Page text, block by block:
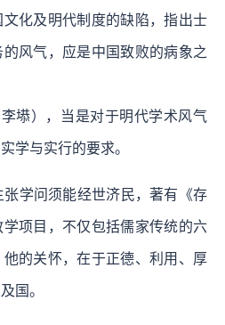
化及明代制度的缺陷，指出士
风气，应是中国致败的病象之
塨），当是对于明代学术风气
学与实行的要求。
学问须能经世济民，著有《存
项目，不仅包括儒家传统的六
的关怀，在于正德、利用、厚
国。